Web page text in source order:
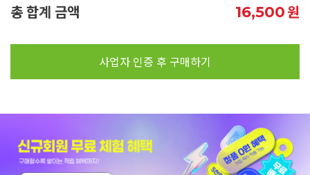
총 합계 금액 16,500원
사업자 인증 후 구매하기